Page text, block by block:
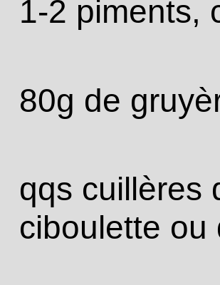
1-2 piments,
80g de
qqs cuillères
ciboulette ou